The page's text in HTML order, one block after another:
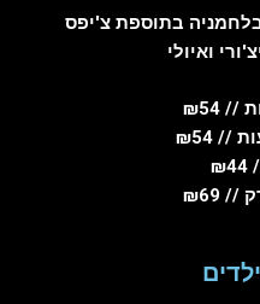
בתוספת צ'יפס
ואיולי
₪54
// ₪54
₪69